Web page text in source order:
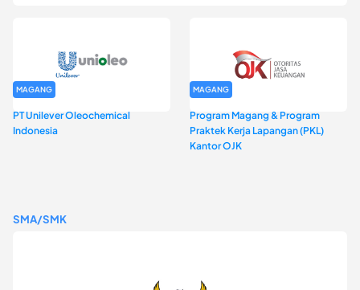
MAGANG
PT Unilever Oleochemical
Indonesia
MAGANG
Program Magang & Program
Praktek Kerja Lapangan (PKL)
Kantor OJK
SMA/SMK